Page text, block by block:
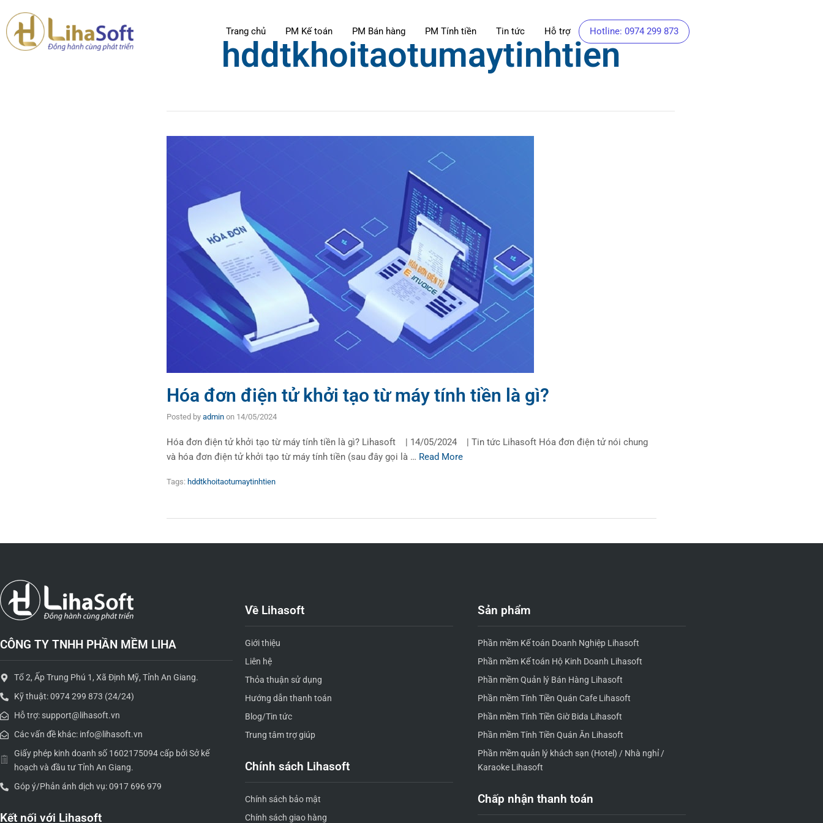
Trang chủ PM Kế toán PM Bán hàng PM Tính tiền Tin tức Hỗ trợ Hotline: 0974 299 873
hddtkhoitaotumaytinhtien
Hóa đơn điện tử khởi tạo từ máy tính tiền là gì?
Posted by admin on 14/05/2024
Hóa đơn điện tử khởi tạo từ máy tính tiền là gì? Lihasoft | 14/05/2024 | Tin tức Lihasoft Hóa đơn điện tử nói chung
và hóa đơn điện tử khởi tạo từ máy tính tiền (sau đây gọi là … Read More
Tags: hddtkhoitaotumaytinhtien
CÔNG TY TNHH PHẦN MỀM LIHA
Tổ 2, Ấp Trung Phú 1, Xã Định Mỹ, Tỉnh An Giang.
Kỹ thuật: 0974 299 873 (24/24)
Hỗ trợ: support@lihasoft.vn
Các vấn đề khác: info@lihasoft.vn
Giấy phép kinh doanh số 1602175094 cấp bởi Sở kế
hoạch và đầu tư Tỉnh An Giang.
Góp ý/Phản ánh dịch vụ: 0917 696 979
Kết nối với Lihasoft
Về Lihasoft
Giới thiệu
Liên hệ
Thỏa thuận sử dụng
Hướng dẫn thanh toán
Blog/Tin tức
Trung tâm trợ giúp
Chính sách Lihasoft
Chính sách bảo mật
Chính sách giao hàng
Sản phẩm
Phần mềm Kế toán Doanh Nghiệp Lihasoft
Phần mềm Kế toán Hộ Kinh Doanh Lihasoft
Phần mềm Quản lý Bán Hàng Lihasoft
Phần mềm Tính Tiền Quán Cafe Lihasoft
Phần mềm Tính Tiền Giờ Bida Lihasoft
Phần mềm Tính Tiền Quán Ăn Lihasoft
Phần mềm quản lý khách sạn (Hotel) / Nhà nghỉ /
Karaoke Lihasoft
Chấp nhận thanh toán